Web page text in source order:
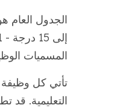
المسميات
التعليمية. قد